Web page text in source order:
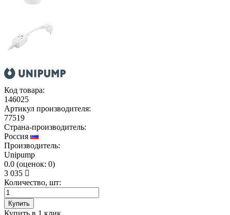
Код товара:
146025
Артикул производителя:
77519
Страна-производитель:
Россия
Производитель:
Unipump
0.0 (оценок: 0)
3 035
Количество, шт:
Купить
Купить в 1 клик